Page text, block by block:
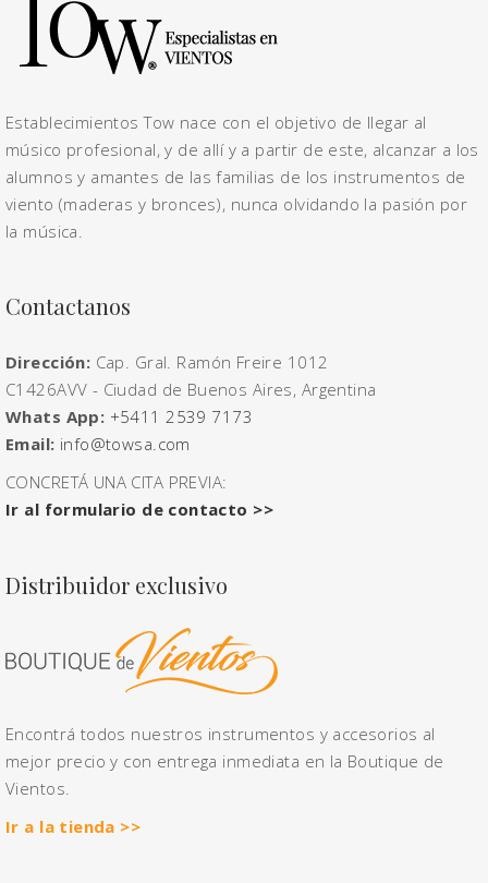
Establecimientos Tow nace con el objetivo de llegar al
músico profesional, y de allí y a partir de este, alcanzar a los
alumnos y amantes de las familias de los instrumentos de
viento (maderas y bronces), nunca olvidando la pasión por
la música.
Contactanos
Dirección: Cap. Gral. Ramón Freire 1012
C1426AVV - Ciudad de Buenos Aires, Argentina
Whats App: +5411 2539 7173
Email: info@towsa.com
CONCRETÁ UNA CITA PREVIA:
Ir al formulario de contacto >>
Distribuidor exclusivo
Encontrá todos nuestros instrumentos y accesorios al
mejor precio y con entrega inmediata en la Boutique de
Vientos.
Ir a la tienda >>